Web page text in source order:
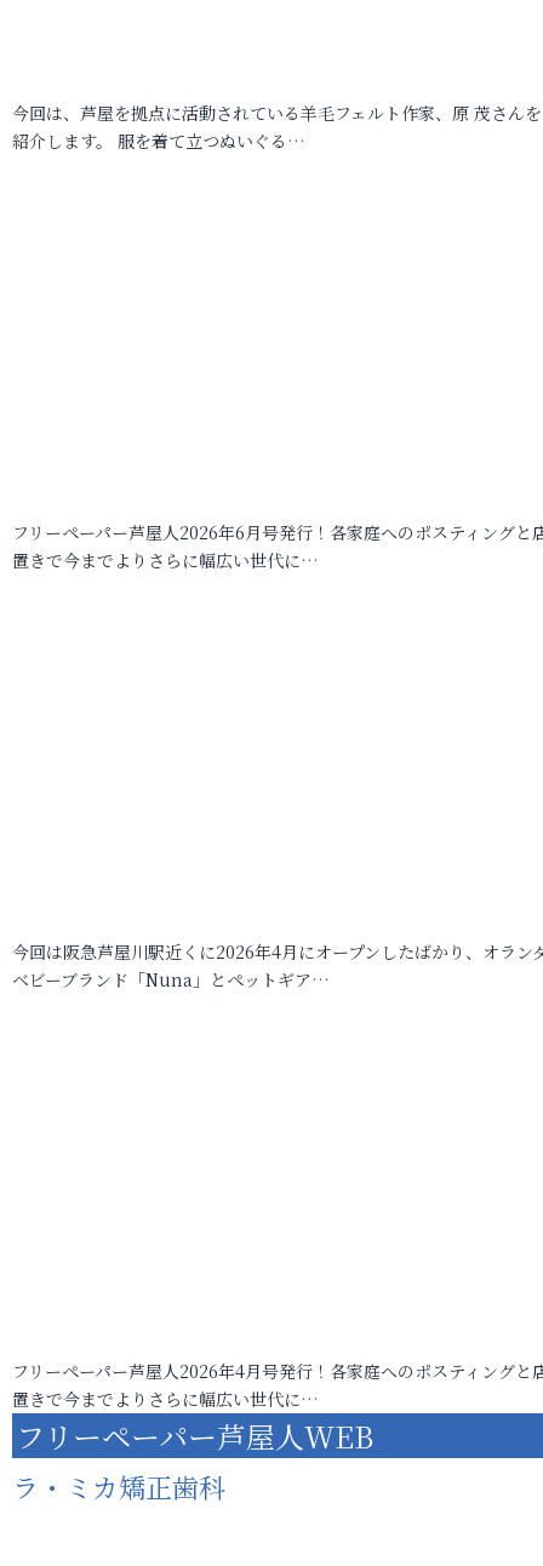
今回は、芦屋を拠点に活動されている羊毛フェルト作家、原 茂さん
紹介します。 服を着て立つぬいぐる…
フリーペーパー芦屋人2026年6月号発行！各家庭へのポスティングと
置きで今までよりさらに幅広い世代に…
今回は阪急芦屋川駅近くに2026年4月にオープンしたばかり、オラン
ベビーブランド「Nuna」とペットギア…
フリーペーパー芦屋人2026年4月号発行！各家庭へのポスティングと
置きで今までよりさらに幅広い世代に…
フリーペーパー芦屋人WEB
ラ・ミカ矯正歯科